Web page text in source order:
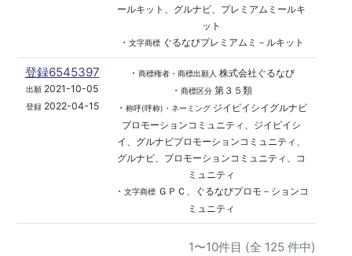
ールキット、グルナビ、プレミアムミールキ
ット
・ 文字商標ぐるなびプレミアムミ－ルキット
登録6545397
出願 2021-10-05
登録2022-04-15
・ 商標権者・商標出願人 株式会社ぐるなび
・ 商標区分第３５類
・ 称呼(呼称)・ネーミングジイピイシイグルナビ
プロモーションコミュニティ、ジイピイシ
イ、グルナビプロモーションコミュニティ、
グルナビ、プロモーションコミュニティ、コ
ミュニティ
・ 文字商標ＧＰＣ、ぐるなびプロモ－ションコ
ミュニティ
1〜10件目 (全 125 件中)